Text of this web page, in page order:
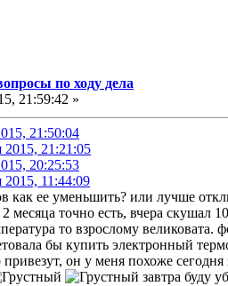
по ходу дела
21:59:42 »
21:50:04
2015, 21:21:05
20:25:53
2015, 11:44:09
как ее уменьшить? или лучше
месяца точно есть, вчера скушал
то взрослому
бы купить электронный
привезут, он у меня похоже
завтра буду